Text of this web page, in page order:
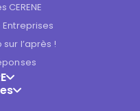
CERENE
Entreprises
l’après !